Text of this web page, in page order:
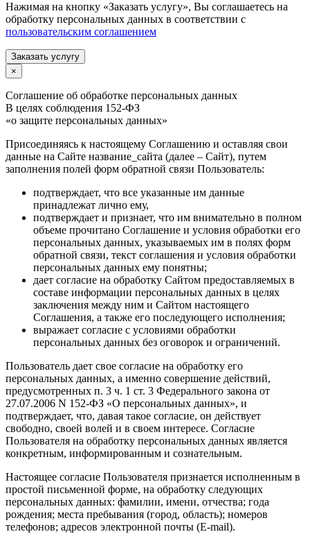
Нажимая на кнопку «Заказать услугу», Вы соглашаетесь на
обработку персональных данных в соответствии с
пользовательским соглашением
Заказать услугу
×
Соглашение об обработке персональных данных
В целях соблюдения 152-ФЗ
«о защите персональных данных»
Присоединяясь к настоящему Соглашению и оставляя свои
данные на Сайте название_сайта (далее – Сайт), путем
заполнения полей форм обратной связи Пользователь:
подтверждает, что все указанные им данные
принадлежат лично ему,
подтверждает и признает, что им внимательно в полном
объеме прочитано Соглашение и условия обработки его
персональных данных, указываемых им в полях форм
обратной связи, текст соглашения и условия обработки
персональных данных ему понятны;
дает согласие на обработку Сайтом предоставляемых в
составе информации персональных данных в целях
заключения между ним и Сайтом настоящего
Соглашения, а также его последующего исполнения;
выражает согласие с условиями обработки
персональных данных без оговорок и ограничений.
Пользователь дает свое согласие на обработку его
персональных данных, а именно совершение действий,
предусмотренных п. 3 ч. 1 ст. 3 Федерального закона от
27.07.2006 N 152-ФЗ «О персональных данных», и
подтверждает, что, давая такое согласие, он действует
свободно, своей волей и в своем интересе. Согласие
Пользователя на обработку персональных данных является
конкретным, информированным и сознательным.
Настоящее согласие Пользователя признается исполненным в
простой письменной форме, на обработку следующих
персональных данных: фамилии, имени, отчества; года
рождения; места пребывания (город, область); номеров
телефонов; адресов электронной почты (E-mail).